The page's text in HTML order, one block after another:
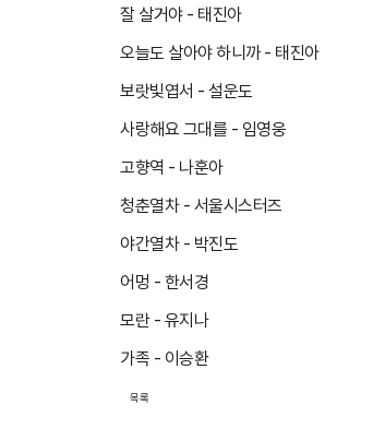
잘 살거야 - 태진아
오늘도 살아야 하니까 - 태진아
보랏빛엽서 - 설운도
사랑해요 그대를 - 임영웅
고향역 - 나훈아
청춘열차 - 서울시스터즈
야간열차 - 박진도
어멍 - 한서경
모란 - 유지나
가족 - 이승환
목록